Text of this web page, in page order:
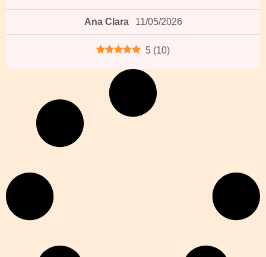
Ana Clara 11/05/2026
5 (10)